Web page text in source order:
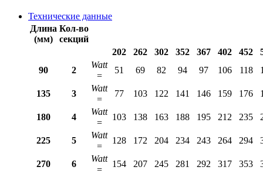
Технические данные
Длина
(мм)
Кол-во
секций
202
262 302 352 367 402 452
90
2
Watt
=
51 69 82 94 97 106 118
135 3
Watt
=
77 103 122 141 146 159 176
180 4
Watt
=
103 138 163 188 195 212 235
225 5
Watt
=
128 172 204 234 243 264 294
270 6
Watt
=
154 207 245 281 292 317 353